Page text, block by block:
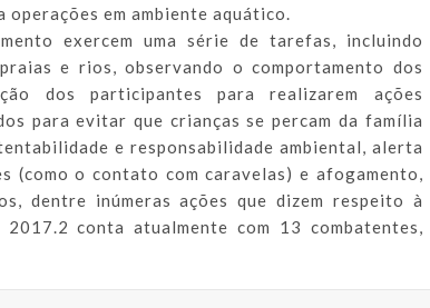
operações em ambiente aquático.
exercem uma série de tarefas, incluindo
e rios, observando o comportamento dos
dos participantes para realizarem ações
para evitar que crianças se percam da família
e responsabilidade ambiental, alerta
(como o contato com caravelas) e afogamento,
dentre inúmeras ações que dizem respeito à
conta atualmente com 13 combatentes,